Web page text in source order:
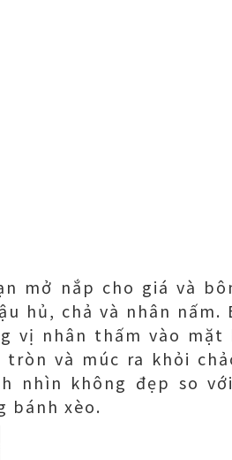
mở nắp cho giá và
hủ, chả và nhân nấm.
vị nhân thấm vào mặt
và múc ra khỏi
nhìn không đẹp so
bánh xèo.